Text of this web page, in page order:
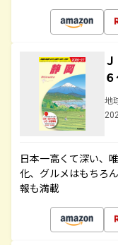
地
日本一高くて深い、
化、グルメはもちろ
報も満載